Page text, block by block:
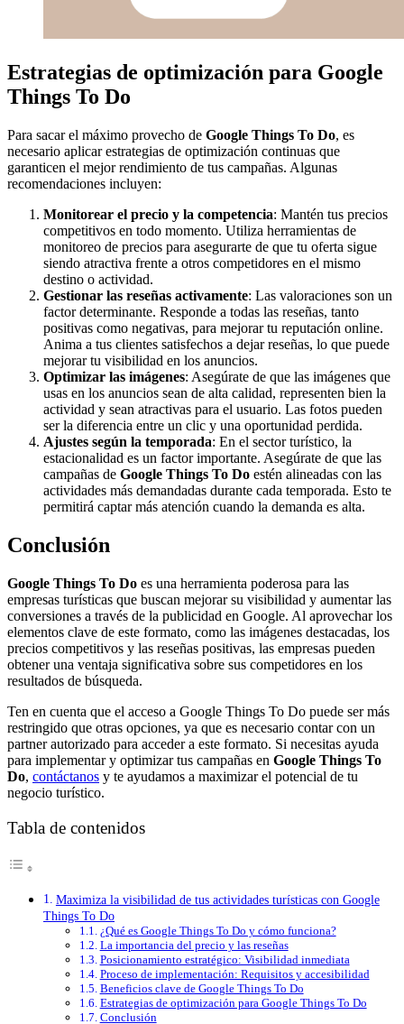
Estrategias de optimización para Google
Things To Do
Para sacar el máximo provecho de Google Things To Do, es
necesario aplicar estrategias de optimización continuas que
garanticen el mejor rendimiento de tus campañas. Algunas
recomendaciones incluyen:
Monitorear el precio y la competencia: Mantén tus precios
competitivos en todo momento. Utiliza herramientas de
monitoreo de precios para asegurarte de que tu oferta sigue
siendo atractiva frente a otros competidores en el mismo
destino o actividad.
Gestionar las reseñas activamente: Las valoraciones son un
factor determinante. Responde a todas las reseñas, tanto
positivas como negativas, para mejorar tu reputación online.
Anima a tus clientes satisfechos a dejar reseñas, lo que puede
mejorar tu visibilidad en los anuncios.
Optimizar las imágenes: Asegúrate de que las imágenes que
usas en los anuncios sean de alta calidad, representen bien la
actividad y sean atractivas para el usuario. Las fotos pueden
ser la diferencia entre un clic y una oportunidad perdida.
Ajustes según la temporada: En el sector turístico, la
estacionalidad es un factor importante. Asegúrate de que las
campañas de Google Things To Do estén alineadas con las
actividades más demandadas durante cada temporada. Esto te
permitirá captar más atención cuando la demanda es alta.
Conclusión
Google Things To Do es una herramienta poderosa para las
empresas turísticas que buscan mejorar su visibilidad y aumentar las
conversiones a través de la publicidad en Google. Al aprovechar los
elementos clave de este formato, como las imágenes destacadas, los
precios competitivos y las reseñas positivas, las empresas pueden
obtener una ventaja significativa sobre sus competidores en los
resultados de búsqueda.
Ten en cuenta que el acceso a Google Things To Do puede ser más
restringido que otras opciones, ya que es necesario contar con un
partner autorizado para acceder a este formato. Si necesitas ayuda
para implementar y optimizar tus campañas en Google Things To
Do, contáctanos y te ayudamos a maximizar el potencial de tu
negocio turístico.
Tabla de contenidos
Maximiza la visibilidad de tus actividades turísticas con Google
Things To Do
¿Qué es Google Things To Do y cómo funciona?
La importancia del precio y las reseñas
Posicionamiento estratégico: Visibilidad inmediata
Proceso de implementación: Requisitos y accesibilidad
Beneficios clave de Google Things To Do
Estrategias de optimización para Google Things To Do
Conclusión